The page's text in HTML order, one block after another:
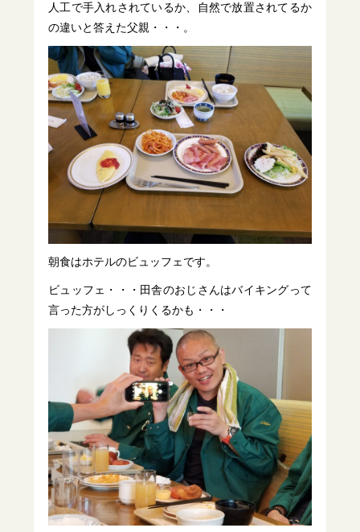
人工で手入れされているか、自然で放置されてるか
の違いと答えた父親・・・。
朝食はホテルのビュッフェです。
ビュッフェ・・・田舎のおじさんはバイキングって
言った方がしっくりくるかも・・・